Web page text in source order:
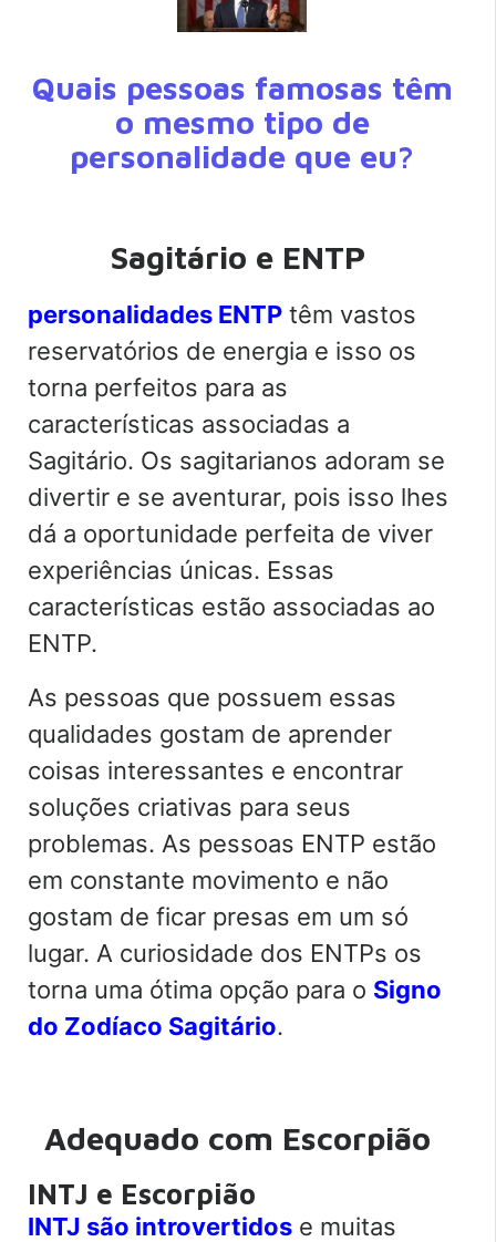
Quais pessoas famosas têm
o mesmo tipo de
personalidade que eu?
Sagitário e ENTP
personalidades ENTP têm vastos
reservatórios de energia e isso os
torna perfeitos para as
características associadas a
Sagitário. Os sagitarianos adoram se
divertir e se aventurar, pois isso lhes
dá a oportunidade perfeita de viver
experiências únicas. Essas
características estão associadas ao
ENTP.
As pessoas que possuem essas
qualidades gostam de aprender
coisas interessantes e encontrar
soluções criativas para seus
problemas. As pessoas ENTP estão
em constante movimento e não
gostam de ficar presas em um só
lugar. A curiosidade dos ENTPs os
torna uma ótima opção para o Signo
do Zodíaco Sagitário.
Adequado com Escorpião
INTJ e Escorpião
INTJ são introvertidos e muitas